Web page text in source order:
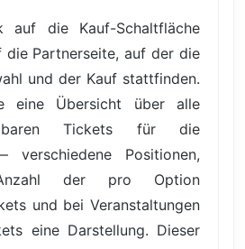
auf die Kauf-Schaltfläche
die Partnerseite, auf der die
und der Kauf stattfinden.
eine Übersicht über alle
Tickets für die
verschiedene Positionen,
Anzahl der pro Option
und bei Veranstaltungen
eine Darstellung. Dieser